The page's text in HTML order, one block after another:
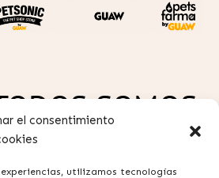
el consentimiento
utilizamos tecnologías
SOMOS
GUAW